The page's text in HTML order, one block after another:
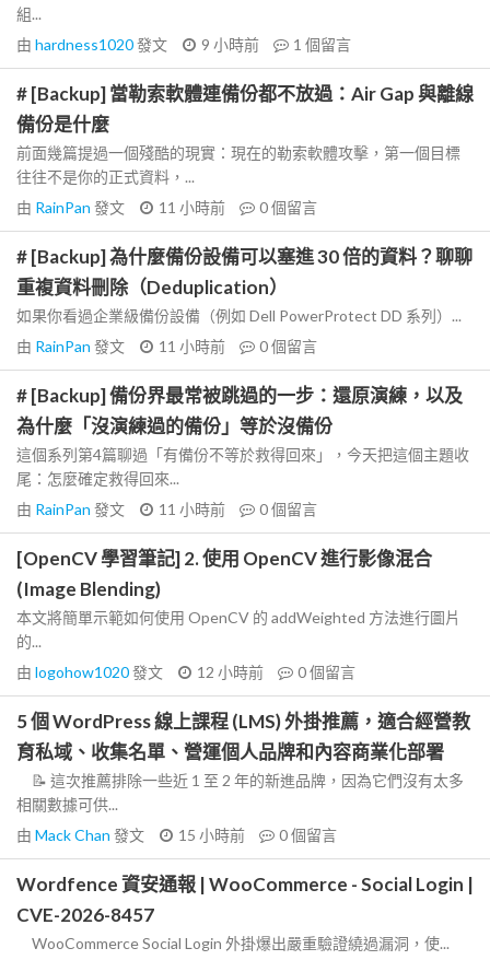
組...
由 hardness1020發文 9 小時前 1 個留言
# [Backup] 當勒索軟體連備份都不放過：Air Gap 與離線
備份是什麼
前面幾篇提過一個殘酷的現實：現在的勒索軟體攻擊，第一個目標
往往不是你的正式資料，...
由 RainPan 發文 11 小時前 0個留言
# [Backup] 為什麼備份設備可以塞進 30 倍的資料？聊聊
重複資料刪除（Deduplication）
如果你看過企業級備份設備（例如 Dell PowerProtect DD 系列）...
由 RainPan 發文 11 小時前 0個留言
# [Backup] 備份界最常被跳過的一步：還原演練，以及
為什麼「沒演練過的備份」等於沒備份
這個系列第4篇聊過「有備份不等於救得回來」，今天把這個主題收
尾：怎麼確定救得回來...
由 RainPan 發文 11 小時前 0個留言
[OpenCV 學習筆記] 2. 使用 OpenCV 進行影像混合
(Image Blending)
本文將簡單示範如何使用 OpenCV 的 addWeighted 方法進行圖片
的...
由 logohow1020發文 12 小時前 0個留言
5 個 WordPress 線上課程 (LMS) 外掛推薦，適合經營教
育私域、收集名單、營運個人品牌和內容商業化部署
📝 這次推薦排除一些近 1 至 2 年的新進品牌，因為它們沒有太多
相關數據可供...
由 Mack Chan 發文 15 小時前 0個留言
Wordfence 資安通報 | WooCommerce - Social Login |
CVE-2026-8457
WooCommerce Social Login 外掛爆出嚴重驗證繞過漏洞，使...